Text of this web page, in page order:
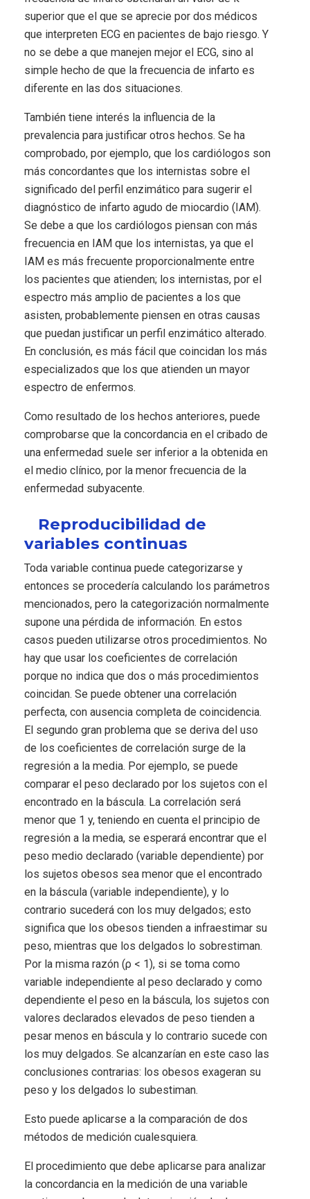
superior que el que se aprecie por dos médicos
que interpreten ECG en pacientes de bajo riesgo. Y
no se debe a que manejen mejor el ECG, sino al
simple hecho de que la frecuencia de infarto es
diferente en las dos situaciones.
También tiene interés la influencia de la
prevalencia para justificar otros hechos. Se ha
comprobado, por ejemplo, que los cardiólogos son
más concordantes que los internistas sobre el
significado del perfil enzimático para sugerir el
diagnóstico de infarto agudo de miocardio (IAM).
Se debe a que los cardiólogos piensan con más
frecuencia en IAM que los internistas, ya que el
IAM es más frecuente proporcionalmente entre
los pacientes que atienden; los internistas, por el
espectro más amplio de pacientes a los que
asisten, probablemente piensen en otras causas
que puedan justificar un perfil enzimático alterado.
En conclusión, es más fácil que coincidan los más
especializados que los que atienden un mayor
espectro de enfermos.
Como resultado de los hechos anteriores, puede
comprobarse que la concordancia en el cribado de
una enfermedad suele ser inferior a la obtenida en
el medio clínico, por la menor frecuencia de la
enfermedad subyacente.
Reproducibilidad de
variables continuas
Toda variable continua puede categorizarse y
entonces se procedería calculando los parámetros
mencionados, pero la categorización normalmente
supone una pérdida de información. En estos
casos pueden utilizarse otros procedimientos. No
hay que usar los coeficientes de correlación
porque no indica que dos o más procedimientos
coincidan. Se puede obtener una correlación
perfecta, con ausencia completa de coincidencia.
El segundo gran problema que se deriva del uso
de los coeficientes de correlación surge de la
regresión a la media. Por ejemplo, se puede
comparar el peso declarado por los sujetos con el
encontrado en la báscula. La correlación será
menor que 1 y, teniendo en cuenta el principio de
regresión a la media, se esperará encontrar que el
peso medio declarado (variable dependiente) por
los sujetos obesos sea menor que el encontrado
en la báscula (variable independiente), y lo
contrario sucederá con los muy delgados; esto
significa que los obesos tienden a infraestimar su
peso, mientras que los delgados lo sobrestiman.
Por la misma razón (ρ < 1), si se toma como
variable independiente al peso declarado y como
dependiente el peso en la báscula, los sujetos con
valores declarados elevados de peso tienden a
pesar menos en báscula y lo contrario sucede con
los muy delgados. Se alcanzarían en este caso las
conclusiones contrarias: los obesos exageran su
peso y los delgados lo subestiman.
Esto puede aplicarse a la comparación de dos
métodos de medición cualesquiera.
El procedimiento que debe aplicarse para analizar
la concordancia en la medición de una variable